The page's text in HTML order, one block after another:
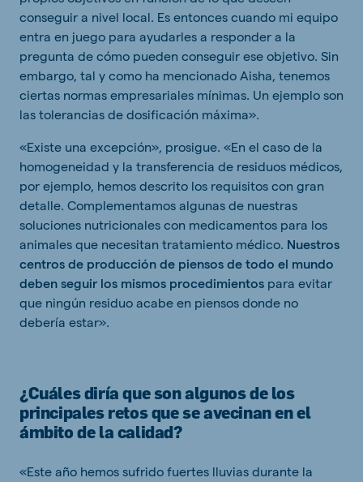
conseguir a nivel local. Es entonces cuando mi equipo
entra en juego para ayudarles a responder a la
pregunta de cómo pueden conseguir ese objetivo. Sin
embargo, tal y como ha mencionado Aisha, tenemos
ciertas normas empresariales mínimas. Un ejemplo son
las tolerancias de dosificación máxima».
«Existe una excepción», prosigue. «En el caso de la
homogeneidad y la transferencia de residuos médicos,
por ejemplo, hemos descrito los requisitos con gran
detalle. Complementamos algunas de nuestras
soluciones nutricionales con medicamentos para los
animales que necesitan tratamiento médico. Nuestros
centros de producción de piensos de todo el mundo
deben seguir los mismos procedimientos para evitar
que ningún residuo acabe en piensos donde no
debería estar».
¿Cuáles diría que son algunos de los
principales retos que se avecinan en el
ámbito de la calidad?
«Este año hemos sufrido fuertes lluvias durante la